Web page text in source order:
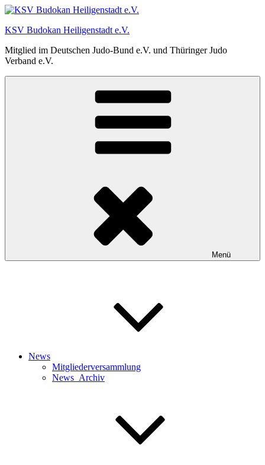
Zum
springen
KSV Budokan Heiligenstadt e.V.
Mitglied im Deutschen Judo-Bund e.V. und Thüringer Judo
Verband e.V.
Menü
News
Mitgliederversammlung
News_Archiv